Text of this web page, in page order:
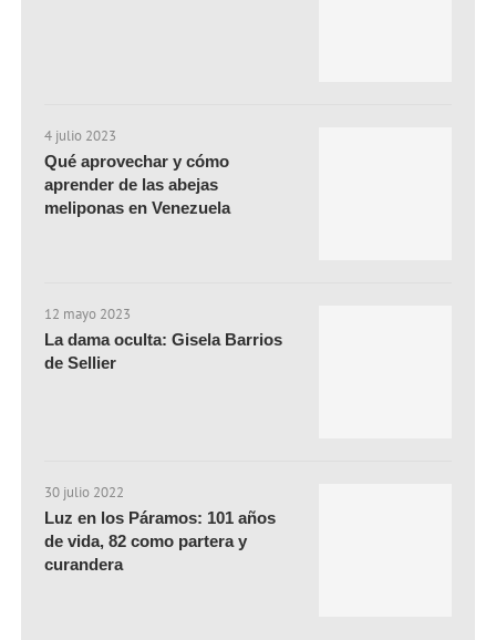
4 julio 2023
Qué aprovechar y cómo
aprender de las abejas
meliponas en Venezuela
12 mayo 2023
La dama oculta: Gisela Barrios
de Sellier
30 julio 2022
Luz en los Páramos: 101 años
de vida, 82 como partera y
curandera